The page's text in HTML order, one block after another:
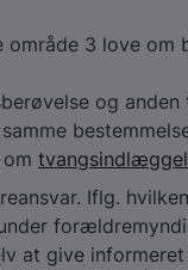
område 3 love om
og
Iflg.
at give